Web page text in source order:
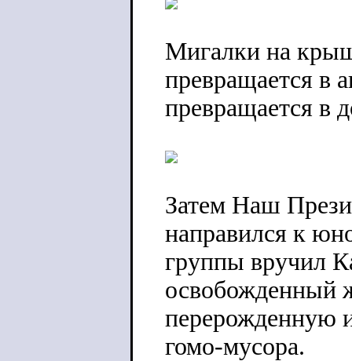
Мигалки на
превращается в
превращается в
Затем Наш
направился к
группы вручил
освобожденный
перерожденную
гомо-мусора.